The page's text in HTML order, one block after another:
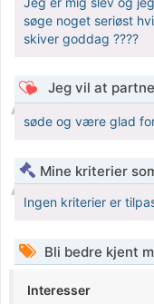
søge noget seriøst
skiver goddag ????
Jeg vil at
søde og være glad
Mine kriterier
Ingen kriterier er
Bli bedre kjent
Interesser